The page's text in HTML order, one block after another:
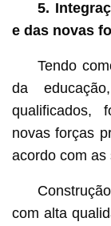
5.
e das novas
Tendo
da
qualificados,
novas forças
acordo com as
com alta